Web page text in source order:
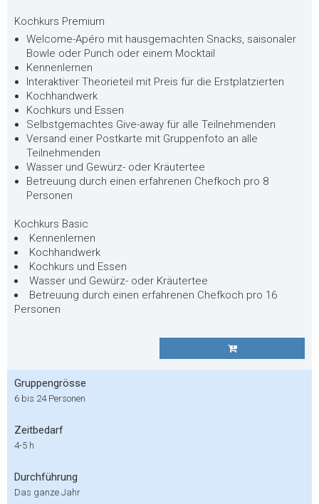
Kochkurs Premium
Welcome-Apéro mit hausgemachten Snacks, saisonaler
Bowle oder Punch oder einem Mocktail
Kennenlernen
Interaktiver Theorieteil mit Preis für die Erstplatzierten
Kochhandwerk
Kochkurs und Essen
Selbstgemachtes Give-away für alle Teilnehmenden
Versand einer Postkarte mit Gruppenfoto an alle
Teilnehmenden
Wasser und Gewürz- oder Kräutertee
Betreuung durch einen erfahrenen Chefkoch pro 8
Personen
Kochkurs Basic
Kennenlernen
Kochhandwerk
Kochkurs und Essen
Wasser und Gewürz- oder Kräutertee
Betreuung durch einen erfahrenen Chefkoch pro 16
Personen
Gruppengrösse
6 bis 24 Personen
Zeitbedarf
4-5 h
Durchführung
Das ganze Jahr